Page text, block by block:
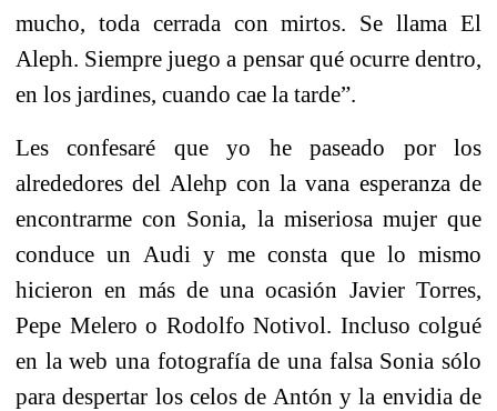
mucho, toda cerrada con mirtos. Se llama El
Aleph. Siempre juego a pensar qué ocurre dentro,
en los jardines, cuando cae la tarde”.
Les confesaré que yo he paseado por los
alrededores del Alehp con la vana esperanza de
encontrarme con Sonia, la miseriosa mujer que
conduce un Audi y me consta que lo mismo
hicieron en más de una ocasión Javier Torres,
Pepe Melero o Rodolfo Notivol. Incluso colgué
en la web una fotografía de una falsa Sonia sólo
para despertar los celos de Antón y la envidia de